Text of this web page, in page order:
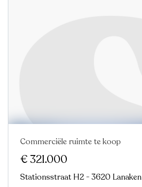
Commerciële ruimte te koop
€ 321.000
Stationsstraat H2 - 3620 Lanaken